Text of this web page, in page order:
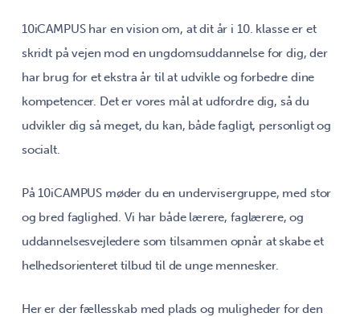
10iCAMPUS har en vision om, at dit år i 10. klasse er et
skridt på vejen mod en ungdomsuddannelse for dig, der
har brug for et ekstra år til at udvikle og forbedre dine
kompetencer. Det er vores mål at udfordre dig, så du
udvikler dig så meget, du kan, både fagligt, personligt og
socialt.
På 10iCAMPUS møder du en undervisergruppe, med stor
og bred faglighed. Vi har både lærere, faglærere, og
uddannelsesvejledere som tilsammen opnår at skabe et
helhedsorienteret tilbud til de unge mennesker.
Her er der fællesskab med plads og muligheder for den